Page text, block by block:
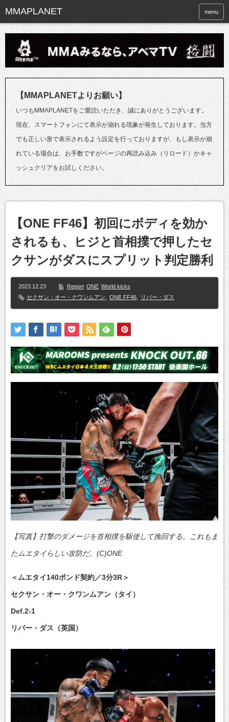
menu
【MMAPLANETよりお願い】
いつもMMAPLANETをご愛読いただき、誠にありがとうございます。
現在、スマートフォンにて表示が崩れる現象が発生しております。当方
でも正しい形で表示されるよう設定を行っておりますが、もし表示が崩
れている場合は、お手数ですがページの再読み込み（リロード）かキャ
ッシュクリアをお試しください。
【ONE FF46】初回にボディを効か
されるも、ヒジと首相撲で押したセ
クサンがダスにスプリット判定勝利
2023.12.23 Report ONE World kicks
セクサン・オー・クワンムアン
ONE FF46 リバー・ダス
【写真】打撃のダメージを首相撲を駆使して挽回する。これもま
たムエタイらしい攻防だ。(C)ONE
＜ムエタイ140ポンド契約／3分3R＞
セクサン・オー・クワンムアン（タイ）
Def.2-1
リバー・ダス（英国）